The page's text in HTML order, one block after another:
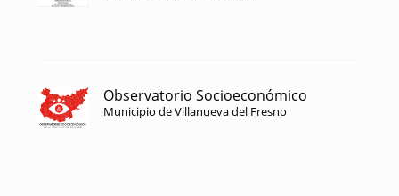
Observatorio Socioeconómico
Municipio de Villanueva del Fresno